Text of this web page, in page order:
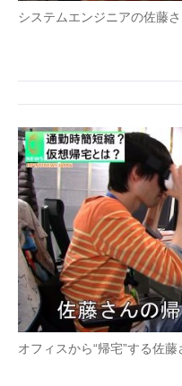
システムエンジニアの佐藤さ
オフィスから“帰宅”する佐藤